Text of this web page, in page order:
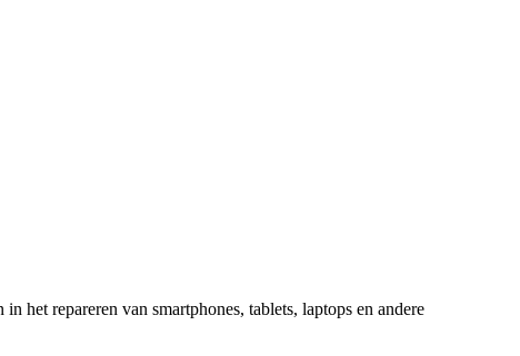
het repareren van smartphones, tablets, laptops en andere